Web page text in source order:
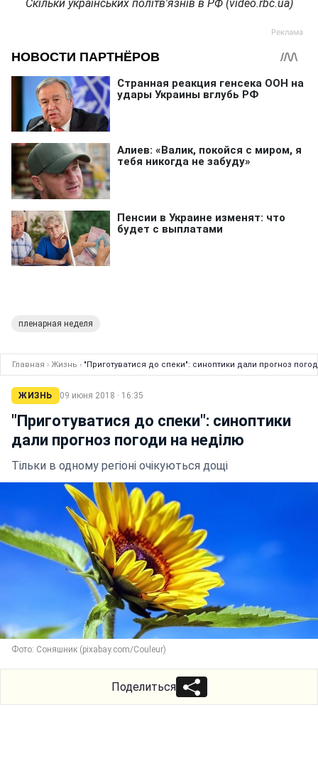
Скільки українських політв'язнів в РФ (video.rbc.ua)
пленарная неделя
Главная › Жизнь › "Приготуватися до спеки": синоптики дали прогноз
ЖИЗНЬ 09 июня 2018 · 16:35
"Приготуватися до спеки": синоптики
дали прогноз погоди на неділю
Тільки в одному регіоні очікуються дощі
Фото: Соняшник (pixabay.com/Couleur)
Поделиться